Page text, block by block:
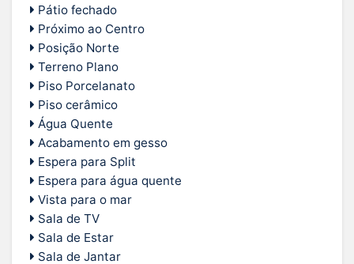
Pátio fechado
Próximo ao Centro
Posição Norte
Terreno Plano
Piso Porcelanato
Piso cerâmico
Água Quente
Acabamento em gesso
Espera para Split
Espera para água quente
Vista para o mar
Sala de TV
Sala de Estar
Sala de Jantar